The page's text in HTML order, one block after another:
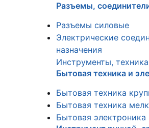
Разъемы,
Разъемы силовые
Электрические
назначения
Инструменты, техника
Бытовая техника и
Бытовая техника
Бытовая техника
Бытовая электроника